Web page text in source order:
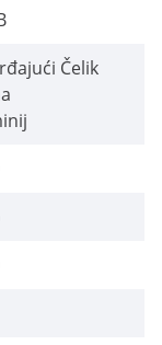
Čelik